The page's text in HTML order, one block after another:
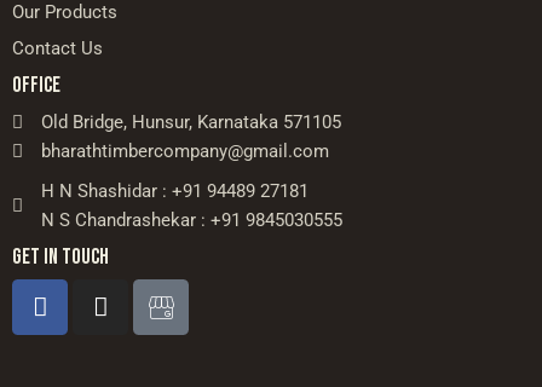
Our Products
Contact Us
OFFICE
Old Bridge, Hunsur, Karnataka 571105
bharathtimbercompany@gmail.com
H N Shashidar : +91 94489 27181
N S Chandrashekar : +91 9845030555
GET IN TOUCH